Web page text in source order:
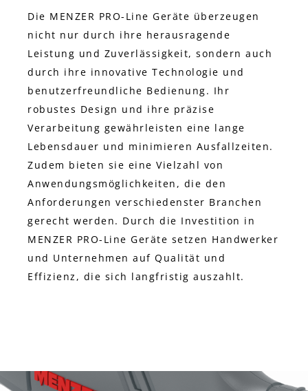
Die MENZER PRO-Line Geräte überzeugen
nicht nur durch ihre herausragende
Leistung und Zuverlässigkeit, sondern auch
durch ihre innovative Technologie und
benutzerfreundliche Bedienung. Ihr
robustes Design und ihre präzise
Verarbeitung gewährleisten eine lange
Lebensdauer und minimieren Ausfallzeiten.
Zudem bieten sie eine Vielzahl von
Anwendungsmöglichkeiten, die den
Anforderungen verschiedenster Branchen
gerecht werden. Durch die Investition in
MENZER PRO-Line Geräte setzen Handwerker
und Unternehmen auf Qualität und
Effizienz, die sich langfristig auszahlt.